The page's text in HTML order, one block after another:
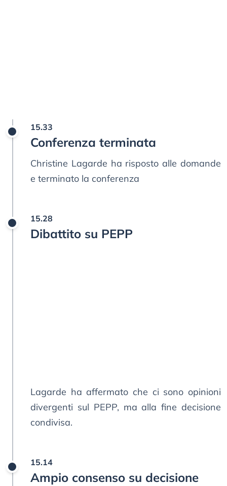
15.33
Conferenza terminata
Christine Lagarde ha risposto alle domande
e terminato la conferenza
15.28
Dibattito su PEPP
Lagarde ha affermato che ci sono opinioni
divergenti sul PEPP, ma alla fine decisione
condivisa.
15.14
Ampio consenso su decisione